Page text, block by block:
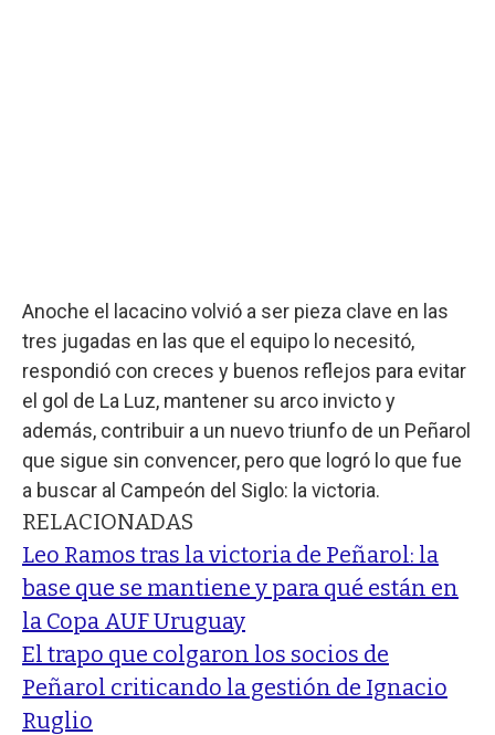
Anoche el lacacino volvió a ser pieza clave en las
tres jugadas en las que el equipo lo necesitó,
respondió con creces y buenos reflejos para evitar
el gol de La Luz, mantener su arco invicto y
además, contribuir a un nuevo triunfo de un Peñarol
que sigue sin convencer, pero que logró lo que fue
a buscar al Campeón del Siglo: la victoria.
RELACIONADAS
Leo Ramos tras la victoria de Peñarol: la
base que se mantiene y para qué están en
la Copa AUF Uruguay
El trapo que colgaron los socios de
Peñarol criticando la gestión de Ignacio
Ruglio